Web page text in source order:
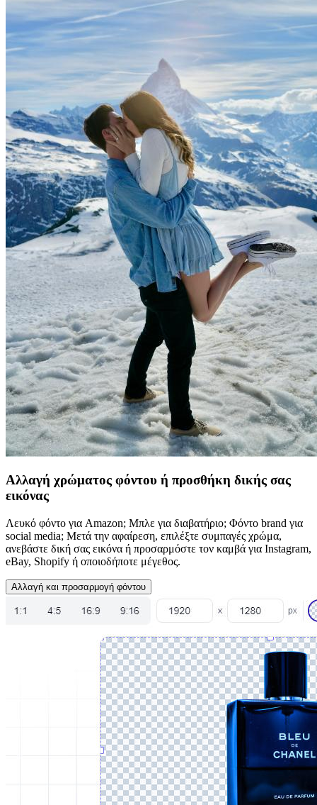
Αλλαγή χρώματος φόντου ή προσθήκη δικής σας
εικόνας
Λευκό φόντο για Amazon; Μπλε για διαβατήριο; Φόντο brand για
social media; Μετά την αφαίρεση, επιλέξτε συμπαγές χρώμα,
ανεβάστε δική σας εικόνα ή προσαρμόστε τον καμβά για Instagram,
eBay, Shopify ή οποιοδήποτε μέγεθος.
Αλλαγή και προσαρμογή φόντου